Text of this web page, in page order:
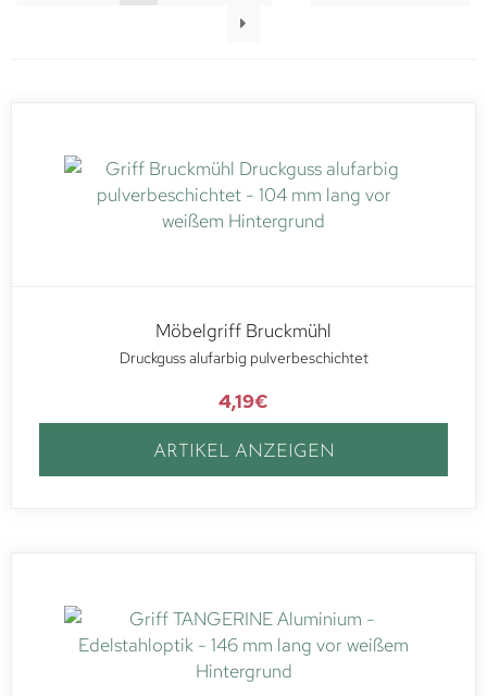
Möbelgriff Bruckmühl
Druckguss alufarbig pulverbeschichtet
4,19€
ARTIKEL ANZEIGEN